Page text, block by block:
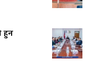
हुन